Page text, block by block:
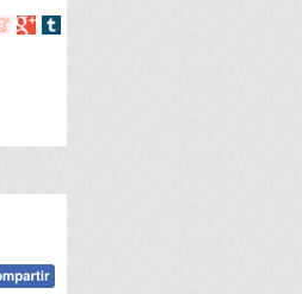
Compartir
Compartir
Compartir